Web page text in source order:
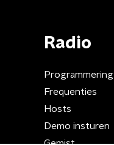
Radio
Programmering
Frequenties
Hosts
Demo insturen
Gemist